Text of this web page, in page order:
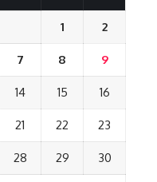
1 2
7 8 9
14 15 16
21 22 23
28 29 30